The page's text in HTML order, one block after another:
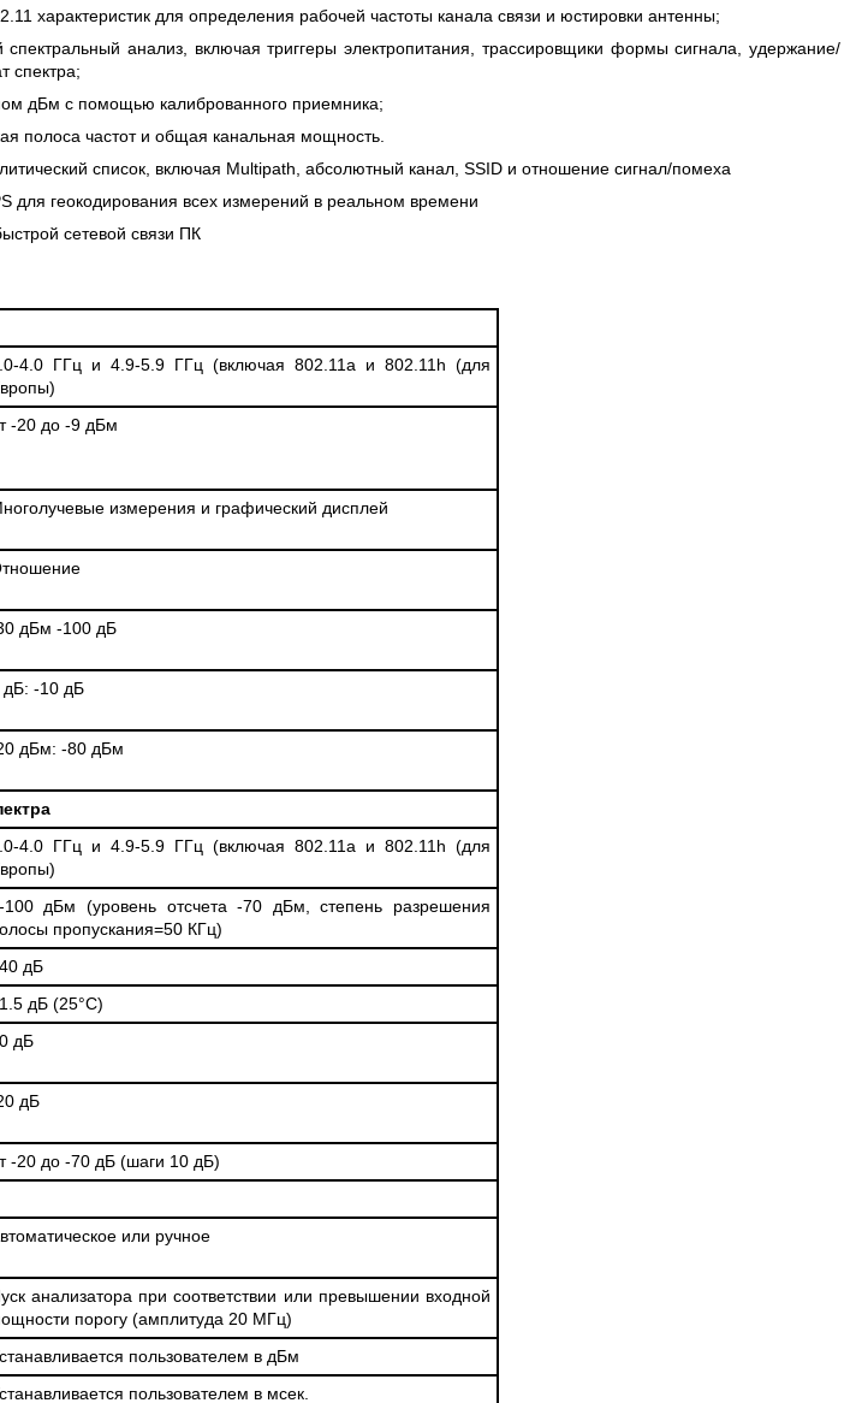
характеристик для определения рабочей частоты канала связи и юстировки антенны;
анализ, включая триггеры электропитания, трассировщики формы сигнала, удержание/
спектра;
дБм с помощью калиброванного приемника;
полоса частот и общая канальная мощность.
список, включая Multipath, абсолютный канал, SSID и отношение сигнал/помеха
для геокодирования всех измерений в реальном времени
сетевой связи ПК
4.0 ГГц и 4.9-5.9 ГГц (включая 802.11а и 802.11h (для
-20 до -9 дБм
измерения и графический дисплей
дБм -100 дБ
дБ: -10 дБ
дБм: -80 дБм
4.0 ГГц и 4.9-5.9 ГГц (включая 802.11а и 802.11h (для
100 дБм (уровень отсчета -70 дБм, степень разрешения
пропускания=50 КГц)
дБ
дБ (25°С)
дБ
дБ
-20 до -70 дБ (шаги 10 дБ)
или ручное
анализатора при соответствии или превышении входной
порогу (амплитуда 20 МГц)
пользователем в дБм
пользователем в мсек.